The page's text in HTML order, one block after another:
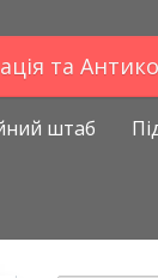
та
штаб